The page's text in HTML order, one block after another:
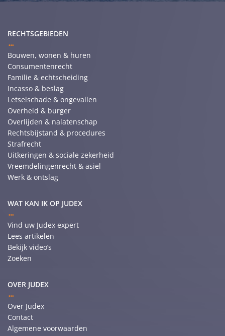
RECHTSGEBIEDEN
Bouwen, wonen & huren
Consumentenrecht
Familie & echtscheiding
Incasso & beslag
Letselschade & ongevallen
Overheid & burger
Overlijden & nalatenschap
Rechtsbijstand & procedures
Strafrecht
Uitkeringen & sociale zekerheid
Vreemdelingenrecht & asiel
Werk & ontslag
WAT KAN IK OP JUDEX
Vind uw Judex expert
Lees artikelen
Bekijk video’s
Zoeken
OVER JUDEX
Over Judex
Contact
Algemene voorwaarden